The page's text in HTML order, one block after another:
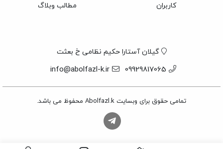
کاربران مطالب وبلاگ
گیلان آستارا حکیم نظامی خ بعثت
09929817065
info@abolfazl-k.ir
تمامی حقوق برای وبسایت Abolfazl.k محفوظ می باشد.